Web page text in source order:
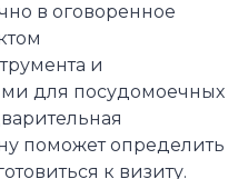
в оговоренное
и
для посудомоечных
поможет определить
к визиту.